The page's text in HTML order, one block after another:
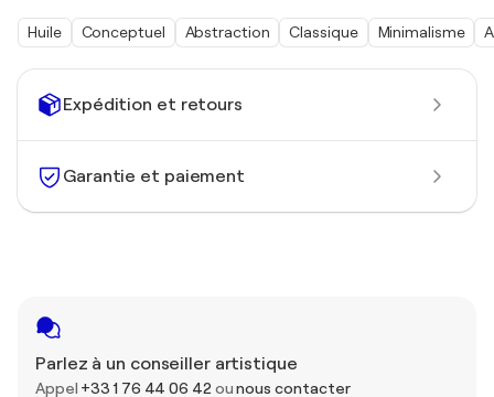
Expédition et retours
Garantie et paiement
Parlez à un conseiller artistique
Appel +33 1 76 44 06 42 ounous contacter
Huile Conceptuel Abstraction Classique Minimalisme